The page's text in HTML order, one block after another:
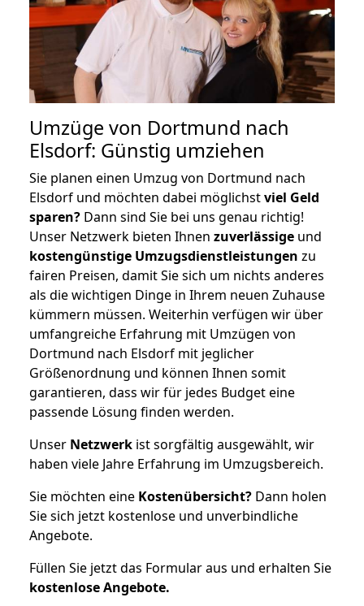
Umzüge von Dortmund nach
Elsdorf: Günstig umziehen
Sie planen einen Umzug von Dortmund nach
Elsdorf und möchten dabei möglichstviel Geld
sparen? Dann sind Sie bei uns genau richtig!
Unser Netzwerk bieten Ihnen zuverlässige und
kostengünstige Umzugsdienstleistungen zu
fairen Preisen, damit Sie sich um nichts anderes
als die wichtigen Dinge in Ihrem neuen Zuhause
kümmern müssen. Weiterhin verfügen wir über
umfangreiche Erfahrung mit Umzügen von
Dortmund nach Elsdorf mit jeglicher
Größenordnung und können Ihnen somit
garantieren, dass wir für jedes Budget eine
passende Lösung finden werden.
Unser Netzwerk ist sorgfältig ausgewählt, wir
haben viele Jahre Erfahrung im Umzugsbereich.
Sie möchten eine Kostenübersicht? Dann holen
Sie sich jetzt kostenlose und unverbindliche
Angebote.
Füllen Sie jetzt das Formular aus und erhalten Sie
kostenloseAngebote.